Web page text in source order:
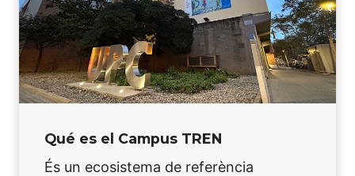
Qué es el Campus TREN
És un ecosistema de referència